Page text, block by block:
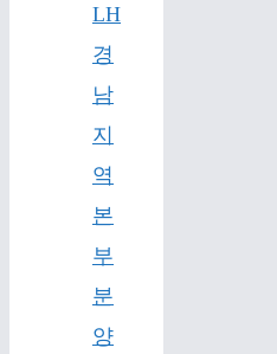
LH
경
남
지
역
본
부
분
양